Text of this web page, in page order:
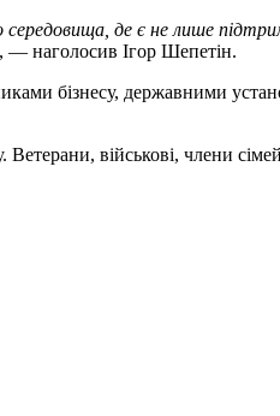
де є не лише
, — наголосив Ігор Шепетін.
бізнесу, державними
військові, члени